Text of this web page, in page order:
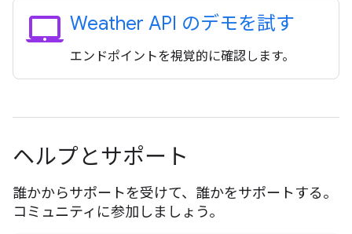
laptop_mac Weather API のデモを試す
エンドポイントを視覚的に確認します。
ヘルプとサポート
誰かからサポートを受けて、誰かをサポートする。
コミュニティに参加しましょう。